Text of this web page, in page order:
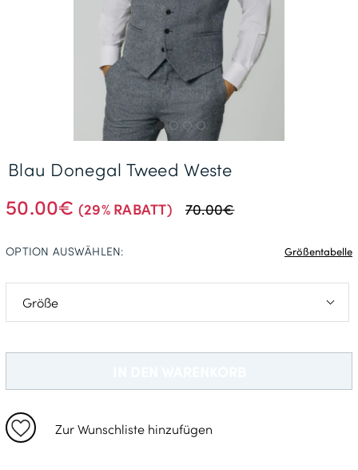
Gratisversand *
50.00€ (29% RABATT) 70.00€
Zur Wunschliste hinzufügen
Blau Donegal Tweed Weste
2XL: 127-132cm
4XL: 147-152cm
OPTION AUSWÄHLEN: Größentabelle